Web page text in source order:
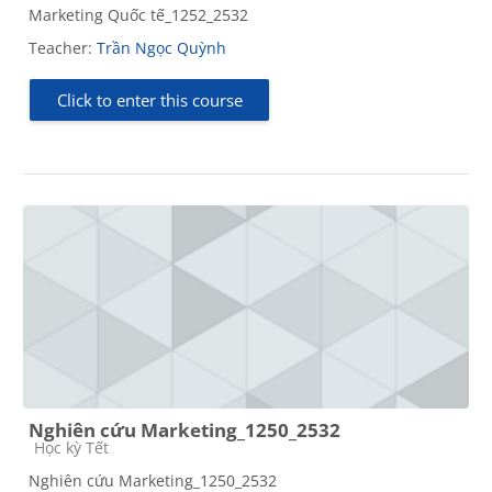
Marketing Quốc tế_1252_2532
Teacher: Trần Ngọc Quỳnh
Click to enter this course
Nghiên cứu Marketing_1250_2532
Course category
Học kỳ Tết
Nghiên cứu Marketing_1250_2532